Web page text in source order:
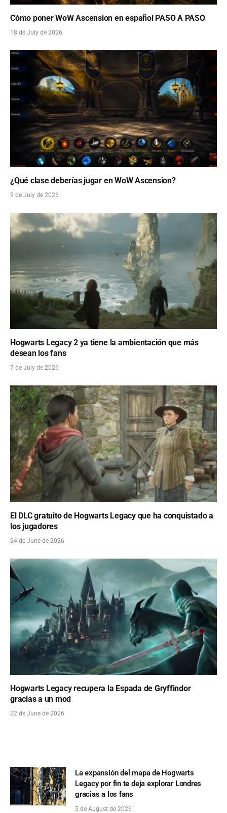
Cómo poner WoW Ascension en español PASO A PASO
18 de July de 2026
¿Qué clase deberías jugar en WoW Ascension?
9 de July de 2026
Hogwarts Legacy 2 ya tiene la ambientación que más
desean los fans
7 de July de 2026
El DLC gratuito de Hogwarts Legacy que ha conquistado a
los jugadores
24 de June de 2026
Hogwarts Legacy recupera la Espada de Gryffindor
gracias a un mod
22 de June de 2026
La expansión del mapa de Hogwarts
Legacy por fin te deja explorar Londres
gracias a los fans
5 de August de 2026